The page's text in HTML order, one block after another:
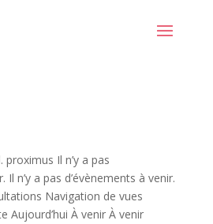
Il n’y a pas
Il n’y a pas d’évènements à venir.
Navigation de vues
Aujourd’hui À venir À venir